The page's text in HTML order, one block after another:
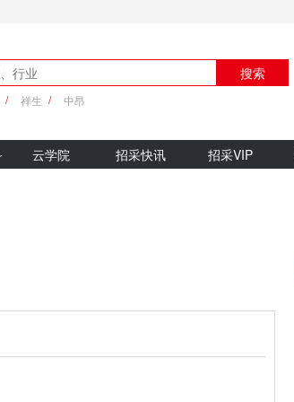
搜索
祥生 中昂
云学院 招采快讯 招采VIP